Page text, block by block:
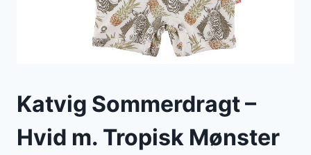
Katvig Sommerdragt –
Hvid m. Tropisk Mønster